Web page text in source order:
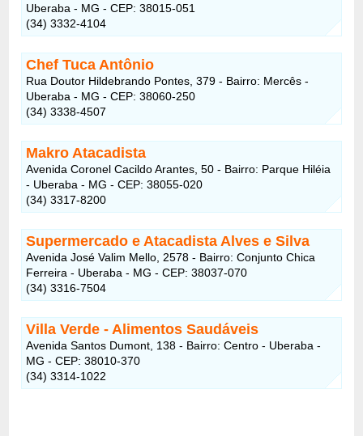
Uberaba - MG - CEP: 38015-051
(34) 3332-4104
Chef Tuca Antônio
Rua Doutor Hildebrando Pontes, 379 - Bairro: Mercês -
Uberaba - MG - CEP: 38060-250
(34) 3338-4507
Makro Atacadista
Avenida Coronel Cacildo Arantes, 50 - Bairro: Parque Hiléia
- Uberaba - MG - CEP: 38055-020
(34) 3317-8200
Supermercado e Atacadista Alves e Silva
Avenida José Valim Mello, 2578 - Bairro: Conjunto Chica
Ferreira - Uberaba - MG - CEP: 38037-070
(34) 3316-7504
Villa Verde - Alimentos Saudáveis
Avenida Santos Dumont, 138 - Bairro: Centro - Uberaba -
MG - CEP: 38010-370
(34) 3314-1022